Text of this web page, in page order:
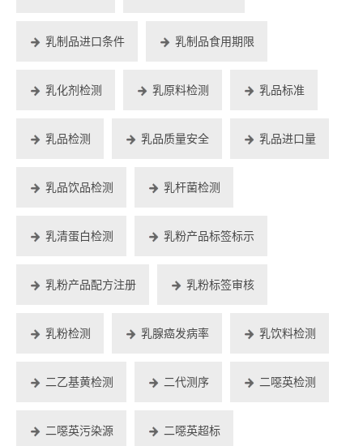
乳制品进口条件 乳制品食用期限
乳化剂检测 乳原料检测 乳品标准
乳品检测 乳品质量安全 乳品进口量
乳品饮品检测 乳杆菌检测
乳清蛋白检测 乳粉产品标签标示
乳粉产品配方注册 乳粉标签审核
乳粉检测 乳腺癌发病率 乳饮料检测
二乙基黄检测 二代测序 二噁英检测
二噁英污染源 二噁英超标